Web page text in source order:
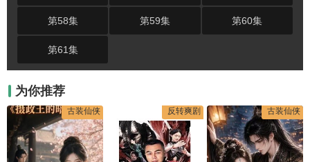
第58集 第59集 第60集
第61集
为你推荐
古装仙侠 反转爽剧 古装仙侠